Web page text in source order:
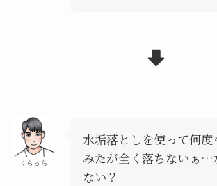
くらっち
水垢落としを使って何度
みたが全く落ちないぁ…
ない？